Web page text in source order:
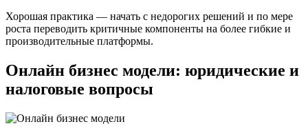
Хорошая практика — начать с недорогих решений и по мере
роста переводить критичные компоненты на более гибкие и
производительные платформы.
Онлайн бизнес модели: юридические и
налоговые вопросы